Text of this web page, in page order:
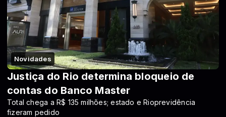
Novidades
Justiça do Rio determina bloqueio de
contas do Banco Master
Total chega a R$ 135 milhões; estado e Rioprevidência
fizeram pedido